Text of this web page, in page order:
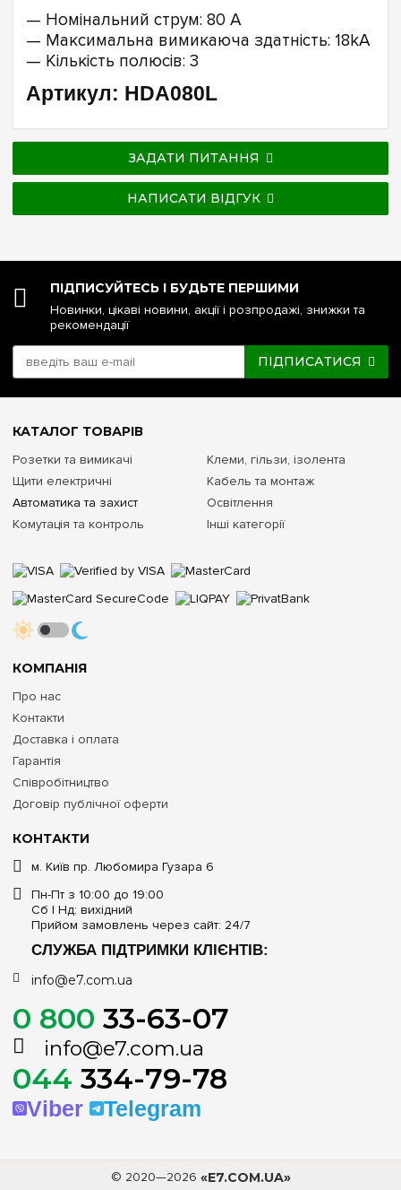
— Номінальний струм: 80 А
— Максимальна вимикаюча здатність: 18kA
— Кількість полюсів: 3
Артикул: HDA080L
ЗАДАТИ ПИТАННЯ
НАПИСАТИ ВІДГУК
ПІДПИСУЙТЕСЬ І БУДЬТЕ ПЕРШИМИ
Новинки, цікаві новини, акції і розпродажі, знижки та
рекомендації
ПІДПИСАТИСЯ
КОНТАКТИ
м. Київ пр. Любомира Гузара 6
Пн-Пт з 10:00 до 19:00
Сб | Нд: вихідний
Прийом замовлень через сайт: 24/7
СЛУЖБА ПІДТРИМКИ КЛІЄНТІВ:
info@e7.com.ua
0 800 33-63-07
info@e7.com.ua
044 334-79-78
Viber Telegram
КОМПАНІЯ
Про нас
Контакти
Доставка і оплата
Гарантія
Співробітництво
Договір публічної оферти
КАТАЛОГ ТОВАРІВ
Розетки та вимикачі
Щити електричні
Автоматика та захист
Комутація та контроль
Клеми, гільзи, ізолента
Кабель та монтаж
Освітлення
Інші категорії
© 2020—2026 «E7.COM.UA»